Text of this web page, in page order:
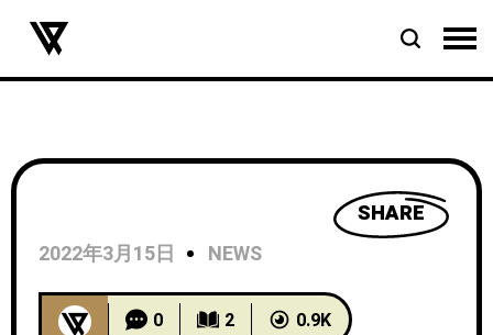
SHARE
2022年3月15日
NEWS
0 2 0.9K